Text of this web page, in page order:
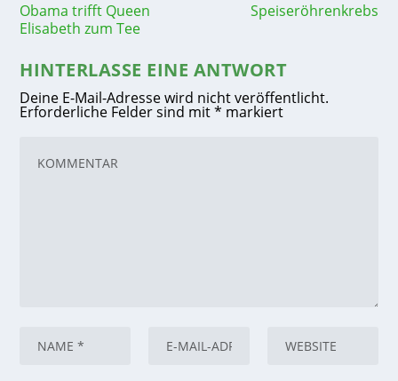
Obama trifft Queen
Elisabeth zum Tee
Speiseröhrenkrebs
HINTERLASSE EINE ANTWORT
Deine E-Mail-Adresse wird nicht veröffentlicht.
Erforderliche Felder sind mit* markiert